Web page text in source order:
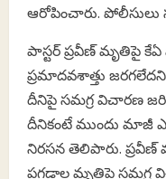
ఆరోపించారు. పోలీసులు
పాస్టర్ ప్రవీణ్ మృతిపై
ప్రమాదవశాత్తు
దీనిపై సమగ్ర విచారణ
దీనికంటే ముందు మాజీ
నిరసన తెలిపారు. ప్రవీణ్
పగడాల మృతిపై సమగ్ర